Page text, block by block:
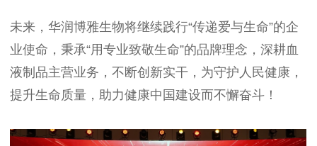
未来，华润博雅生物将继续践行“传递爱与生命”的企
业使命，秉承“用专业致敬生命”的品牌理念，深耕血
液制品主营业务，不断创新实干，为守护人民健康，
提升生命质量，助力健康中国建设而不懈奋斗！